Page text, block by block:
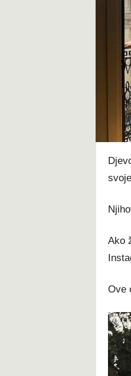
Ako
Ove